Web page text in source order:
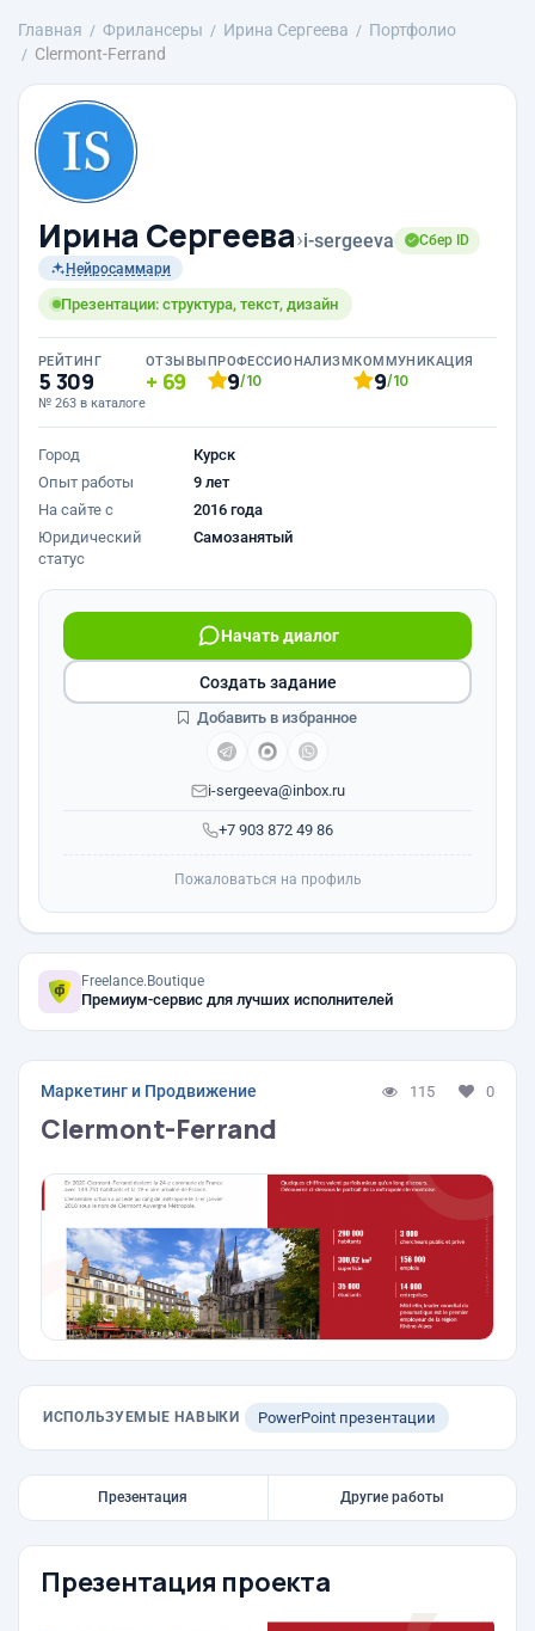
Главная Фрилансеры Ирина Сергеева
Портфолио
Clermont-Ferrand
Ирина Сергеева›i-sergeeva
Сбер ID
Нейросаммари
Презентации: структура, текст, дизайн
РЕЙТИНГ
5 309
№ 263 в каталоге
ОТЗЫВЫ
69
ПРОФЕССИОНАЛИЗМ
9/10
КОММУНИКАЦИЯ
9/10
Город
Курск
Опыт работы
9 лет
На сайте с
2016 года
Юридический
статус
Самозанятый
+7 903 872 49 86
Начать диалог
i-sergeeva@inbox.ru
Создать задание
Добавить в избранное
Пожаловаться на профиль
Freelance.Boutique
Премиум-сервис для лучших исполнителей
Маркетинг и Продвижение 115 0
Clermont-Ferrand
ИСПОЛЬЗУЕМЫЕ НАВЫКИ PowerPoint презентации
Презентация Другие работы
Презентация проекта